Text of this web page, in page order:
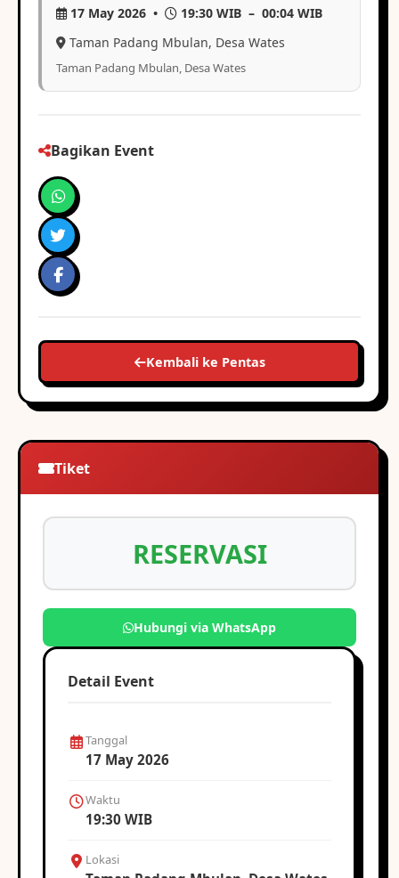
17 May 2026 •
19:30 WIB – 00:04 WIB
Taman Padang Mbulan, Desa Wates
Taman Padang Mbulan, Desa Wates
Bagikan Event
Kembali ke Pentas
Tiket
RESERVASI
Hubungi via WhatsApp
Detail Event
Tanggal
17 May 2026
Waktu
19:30 WIB
Lokasi